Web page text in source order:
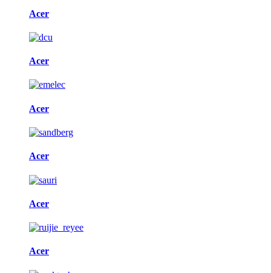
Acer
Acer
Acer
Acer
Acer
Acer